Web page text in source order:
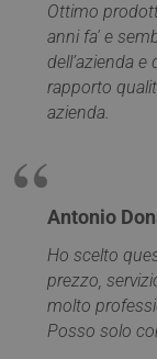
Ottimo
anni fa' e
dell’azienda
rapporto
azienda.
Antonio
Ho scelto
prezzo,
molto
Posso solo